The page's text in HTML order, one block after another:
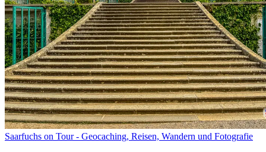
Saarfuchs on Tour - Geocaching, Reisen, Wandern und Fotografie